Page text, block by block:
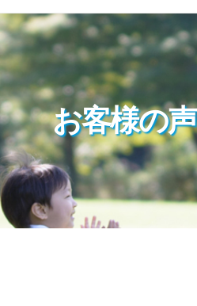
お客様の声